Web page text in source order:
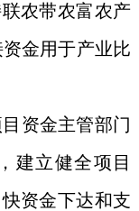
农带农富农产
金用于产业比
资金主管部门
建立健全项目
资金下达和支